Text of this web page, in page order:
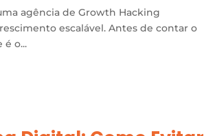
agência de Growth Hacking
escalável. Antes de contar o
é o...